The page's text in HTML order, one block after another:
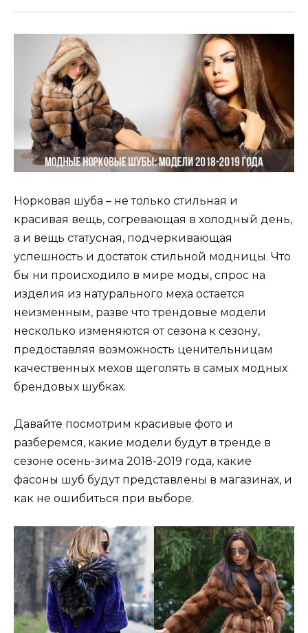
Норковая шуба – не только стильная и
красивая вещь, согревающая в холодный день,
а и вещь статусная, подчеркивающая
успешность и достаток стильной модницы. Что
бы ни происходило в мире моды, спрос на
изделия из натурального меха остается
неизменным, разве что трендовые модели
несколько изменяются от сезона к сезону,
предоставляя возможность ценительницам
качественных мехов щеголять в самых модных
брендовых шубках.
Давайте посмотрим красивые фото и
разберемся, какие модели будут в тренде в
сезоне осень-зима 2018-2019 года, какие
фасоны шуб будут представлены в магазинах, и
как не ошибиться при выборе.